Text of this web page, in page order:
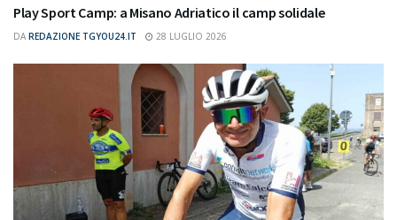
Play Sport Camp: a Misano Adriatico il camp solidale
DA REDAZIONE TGYOU24.IT 28 LUGLIO 2026